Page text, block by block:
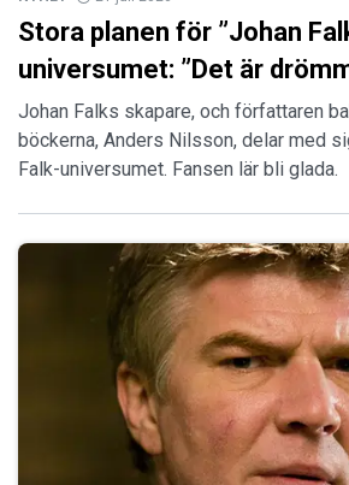
Stora planen för ”Johan
universumet: ”Det är
Johan Falks skapare, och författaren
böckerna, Anders Nilsson, delar med
Falk-universumet. Fansen lär bli glada.